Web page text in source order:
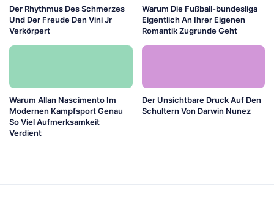
Der Rhythmus Des Schmerzes
Und Der Freude Den Vini Jr
Verkörpert
Warum Die Fußball-bundesliga
Eigentlich An Ihrer Eigenen
Romantik Zugrunde Geht
Warum Allan Nascimento Im
Modernen Kampfsport Genau
So Viel Aufmerksamkeit
Verdient
Der Unsichtbare Druck Auf Den
Schultern Von Darwin Nunez